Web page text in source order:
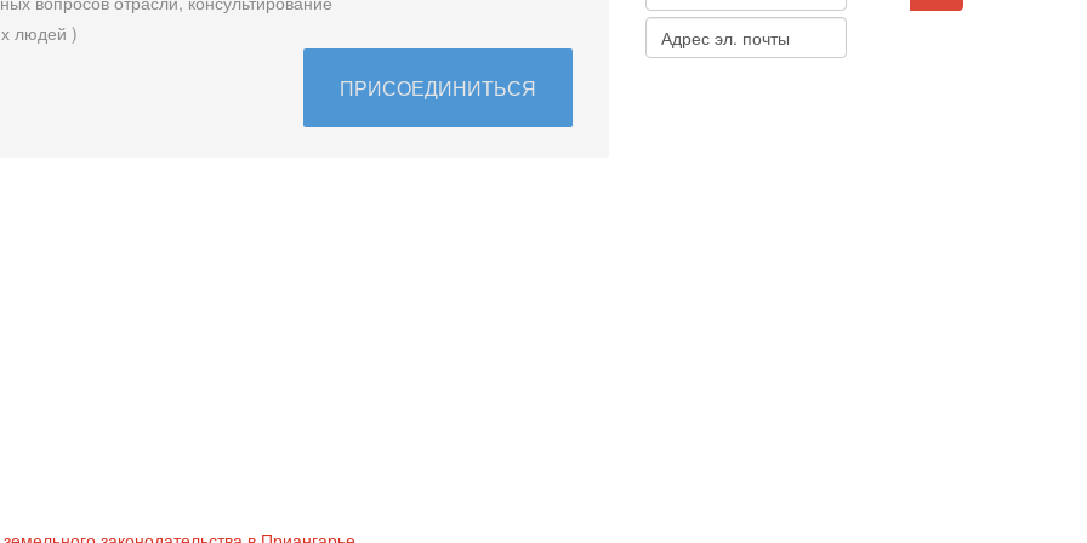
людей )
ПРИСОЕДИНИТЬСЯ